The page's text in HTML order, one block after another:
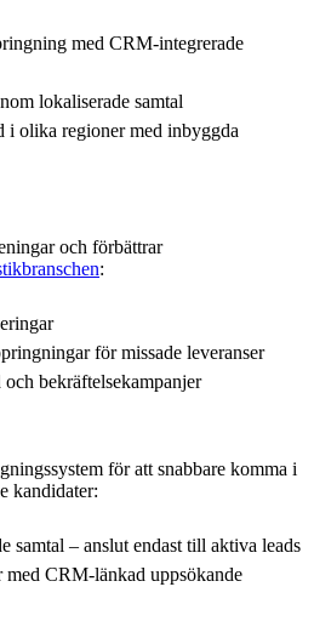
med CRM-integrerade
lokaliserade samtal
i olika regioner med inbyggda
och förbättrar
:
för missade leveranser
bekräftelsekampanjer
för att snabbare komma i
kandidater:
samtal – anslut endast till aktiva leads
med CRM-länkad uppsökande